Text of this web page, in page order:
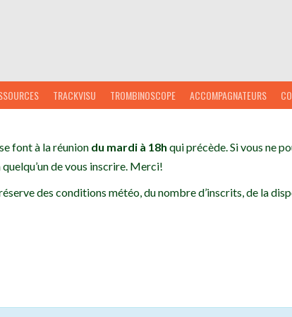
TRACKVISU TROMBINOSCOPE ACCOMPAGNATEURS
font à la réunion du mardi à 18h qui précède. Si vous ne
de vous inscrire. Merci!
des conditions météo, du nombre d’inscrits, de la